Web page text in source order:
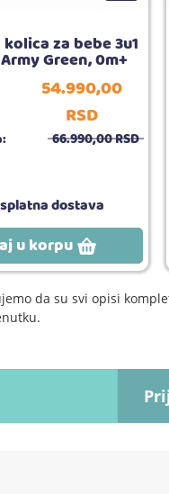
za bebe 3u1
Green, 0m+
54.990,00
RSD
66.990,00RSD
dostava
u korpu
da su svi opisi